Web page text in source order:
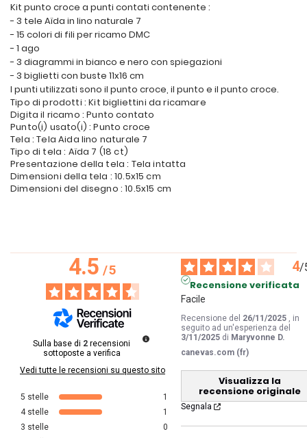
Kit punto croce a punti contati contenente :
- 3 tele Aïda in lino naturale 7
- 15 colori di fili per ricamo DMC
- 1 ago
- 3 diagrammi in bianco e nero con spiegazioni
- 3 biglietti con buste 11x16 cm
I punti utilizzati sono il punto croce, il punto e il punto croce.
Tipo di prodotti : Kit bigliettini da ricamare
Digita il ricamo : Punto contato
Punto(i) usato(i) : Punto croce
Tela : Tela Aida lino naturale 7
Tipo di tela : Aïda 7 (18 ct)
Presentazione della tela : Tela intatta
Dimensioni della tela : 10.5x15 cm
Dimensioni del disegno : 10.5x15 cm
4.5/5
Sulla base di 2 recensioni
sottoposte a verifica
Vedi tutte le recensioni su questo sito
5 stelle
1
4 stelle
1
3 stelle
0
4/
Recensione verificata
Facile
Recensione del 26/11/2025 , in
seguito ad un'esperienza del
3/11/2025 di Maryvonne D.
canevas.com (fr)
Visualizza la
recensione originale
Segnala